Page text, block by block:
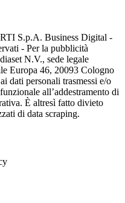
RTI S.p.A. Business Digital -
- Per la pubblicità
N.V., sede legale
Europa 46, 20093 Cologno
dati personali trasmessi e/o
all’addestramento di
È altresì fatto divieto
di data scraping.